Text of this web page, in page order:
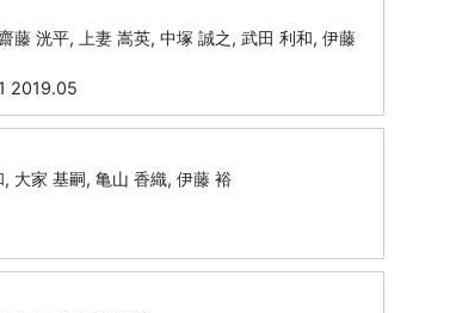
藤 洸平, 上妻 嵩英, 中塚 誠之, 武田 利和, 伊藤
2019.05
大家 基嗣, 亀山 香織, 伊藤 裕